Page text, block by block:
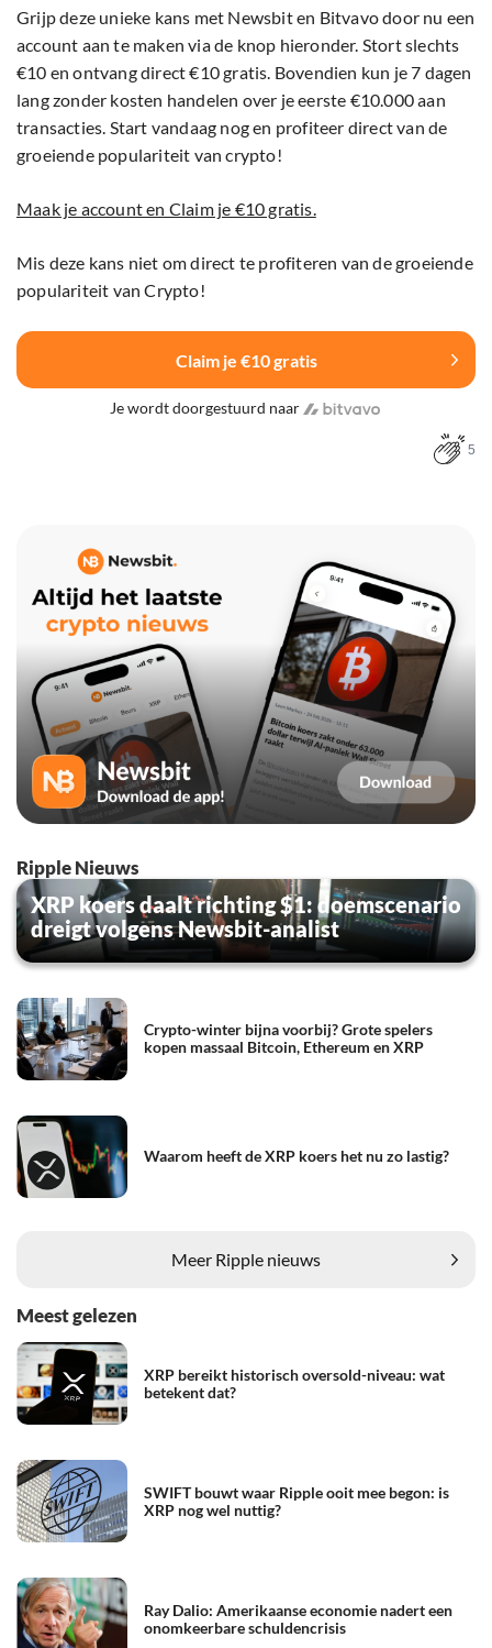
Grijp deze unieke kans met Newsbit en Bitvavo door nu een
account aan te maken via de knop hieronder. Stort slechts
€10 en ontvang direct €10 gratis. Bovendien kun je 7 dagen
lang zonder kosten handelen over je eerste €10.000 aan
transacties. Start vandaag nog en profiteer direct van de
groeiende populariteit van crypto!
Maak je account en Claim je €10 gratis.
Mis deze kans niet om direct te profiteren van de groeiende
populariteit van Crypto!
Claim je €10 gratis
Je wordt doorgestuurd naar
5
Ripple Nieuws
XRP koers daalt richting $1: doemscenario
dreigt volgens Newsbit-analist
Crypto-winter bijna voorbij? Grote spelers
kopen massaal Bitcoin, Ethereum en XRP
Waarom heeft de XRP koers het nu zo lastig?
Meer Ripple nieuws
Meest gelezen
XRP bereikt historisch oversold-niveau: wat
betekent dat?
SWIFT bouwt waar Ripple ooit mee begon: is
XRP nog wel nuttig?
Ray Dalio: Amerikaanse economie nadert een
onomkeerbare schuldencrisis